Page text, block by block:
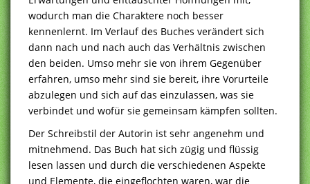
wodurch man die Charaktere noch besser
kennenlernt. Im Verlauf des Buches verändert sich
dann nach und nach auch das Verhältnis zwischen
den beiden. Umso mehr sie von ihrem Gegenüber
erfahren, umso mehr sind sie bereit, ihre Vorurteile
abzulegen und sich auf das einzulassen, was sie
verbindet und wofür sie gemeinsam kämpfen sollten.
Der Schreibstil der Autorin ist sehr angenehm und
mitnehmend. Das Buch hat sich zügig und flüssig
lesen lassen und durch die verschiedenen Aspekte
und Elemente, die eingeflochten waren, war die